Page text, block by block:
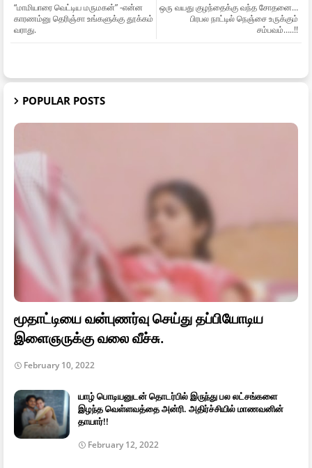
ஒரு வயது குழந்தைக்கு வந்த சோதனை…
பிரபல நாட்டில் நெஞ்சை உருக்கும்
சம்பவம்…..!!
“மாமியாரை வெட்டிய மருமகன்” -என்ன
காரணம்னு தெரிஞ்சா உங்களுக்கு தூக்கம்
வராது.
POPULAR POSTS
மூதாட்டியை வன்புணர்வு செய்து தப்பியோடிய
இளைஞருக்கு வலை வீச்சு.
February 10, 2022
யாழ் பொடியனுடன் தொடர்பில் இருந்து பல லட்சங்களை
இழந்த வெள்ளவத்தை அன்ரி. அதிர்ச்சியில் மாணவனின்
தாயார்!!
February 12, 2022